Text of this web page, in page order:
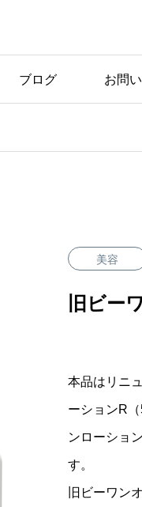
ブログ お問
美容
旧ビー
本品はリニ
ーションR
ンローショ
す。
旧ビーワン